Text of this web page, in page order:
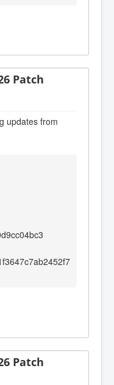
Patch
updates from
Patch